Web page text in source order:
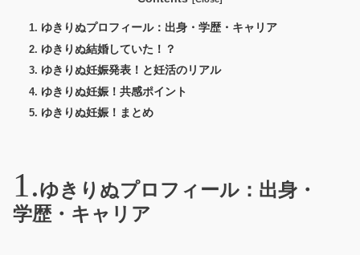
ゆきりぬプロフィール：出身・学歴・キャリア
ゆきりぬ結婚していた！？
ゆきりぬ妊娠発表！と妊活のリアル
ゆきりぬ妊娠！共感ポイント
ゆきりぬ妊娠！まとめ
ゆきりぬプロフィール：出身・
学歴・キャリア